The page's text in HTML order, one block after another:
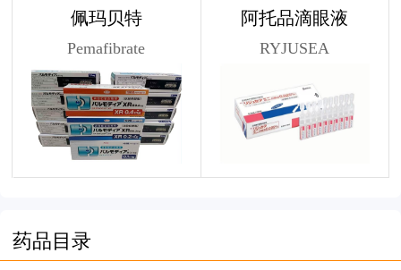
佩玛贝特
Pemafibrate
阿托品滴眼液
RYJUSEA
药品目录